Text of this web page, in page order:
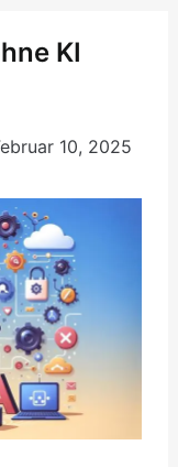
KI
10, 2025